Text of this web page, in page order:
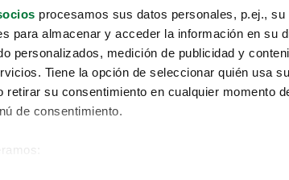
procesamos sus datos personales, p.ej., su
para almacenar y acceder la información en su
personalizados, medición de publicidad y
Tiene la opción de seleccionar quién usa
retirar su consentimiento en cualquier momento
de consentimiento.